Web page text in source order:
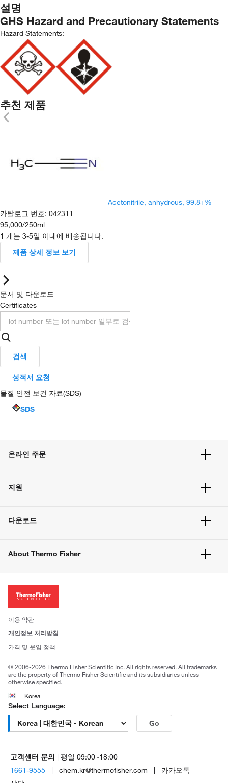
설명
GHS Hazard and Precautionary Statements
Hazard Statements:
추천 제품
Acetonitrile, anhydrous, 99.8+%
카탈로그 번호: 042311
95,000/250ml
1 개는 3-5일 이내에 배송됩니다.
제품 상세 정보 보기
문서 및 다운로드
Certificates
검색
성적서 요청
물질 안전 보건 자료(SDS)
SDS
온라인 주문
주문 방법
벌크 주문
지원
고객 센터
웹사이트 개선사항
다운로드
About Thermo Fisher
투자자
사회적 책임
브랜드
이용 약관
개인정보 처리방침
가격 및 운임 정책
© 2006-2026 Thermo Fisher Scientific Inc. All rights reserved. All trademarks
are the property of Thermo Fisher Scientific and its subsidiaries unless
otherwise specified.
Korea
Select Language:
Go
고객센터 문의 | 평일 09:00~18:00
1661-9555 | chem.kr@thermofisher.com | 카카오톡